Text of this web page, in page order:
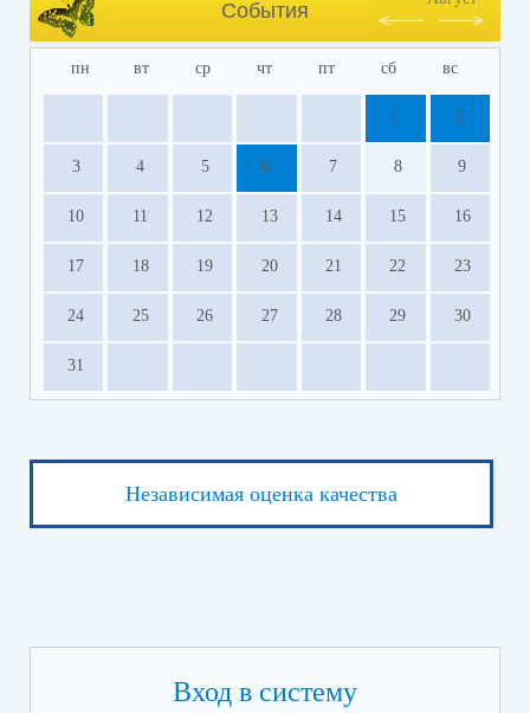
События
пн вт ср чт пт сб вс
1 2
3 4 5 6 7 8 9
10 11 12 13 14 15 16
17 18 19 20 21 22 23
24 25 26 27 28 29 30
31
Независимая оценка качества
Вход в систему